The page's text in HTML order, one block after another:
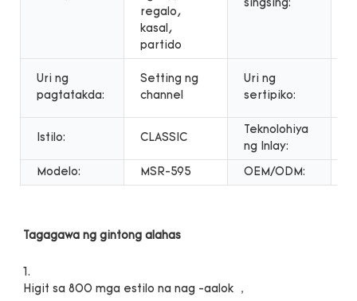
regalo,
kasal,
partido
singsing:
Uri ng
pagtatakda:
Setting ng
channel
Uri ng
sertipiko:
Istilo: CLASSIC
Teknolohiya
ng Inlay:
Modelo: MSR-595 OEM/ODM: